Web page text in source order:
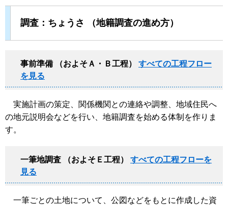
調査：ちょうさ （地籍調査の進め方）
事前準備 （およそＡ・Ｂ工程） すべての工程フロー
を見る
実施計画の策定、関係機関との連絡や調整、地域住民へ
の地元説明会などを行い、地籍調査を始める体制を作りま
す。
一筆地調査 （およそＥ工程） すべての工程フローを
見る
一筆ごとの土地について、公図などをもとに作成した資